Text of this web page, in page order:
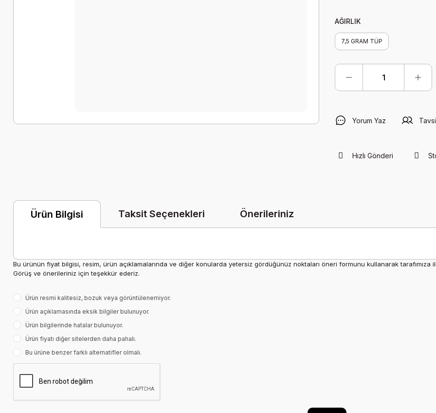
AĞIRLIK
7,5 GRAM TÜP
Yorum Yaz
Hızlı Gönderi
Ürün Bilgisi Taksit Seçenekleri Önerileriniz
Bu ürünün fiyat bilgisi, resim, ürün açıklamalarında ve diğer konularda yetersiz gördüğünüz noktaları öneri formunu kullanarak tarafımıza
Görüş ve önerileriniz için teşekkür ederiz.
Ürün resmi kalitesiz, bozuk veya görüntülenemiyor.
Ürün açıklamasında eksik bilgiler bulunuyor.
Ürün bilgilerinde hatalar bulunuyor.
Ürün fiyatı diğer sitelerden daha pahalı.
Bu ürüne benzer farklı alternatifler olmalı.